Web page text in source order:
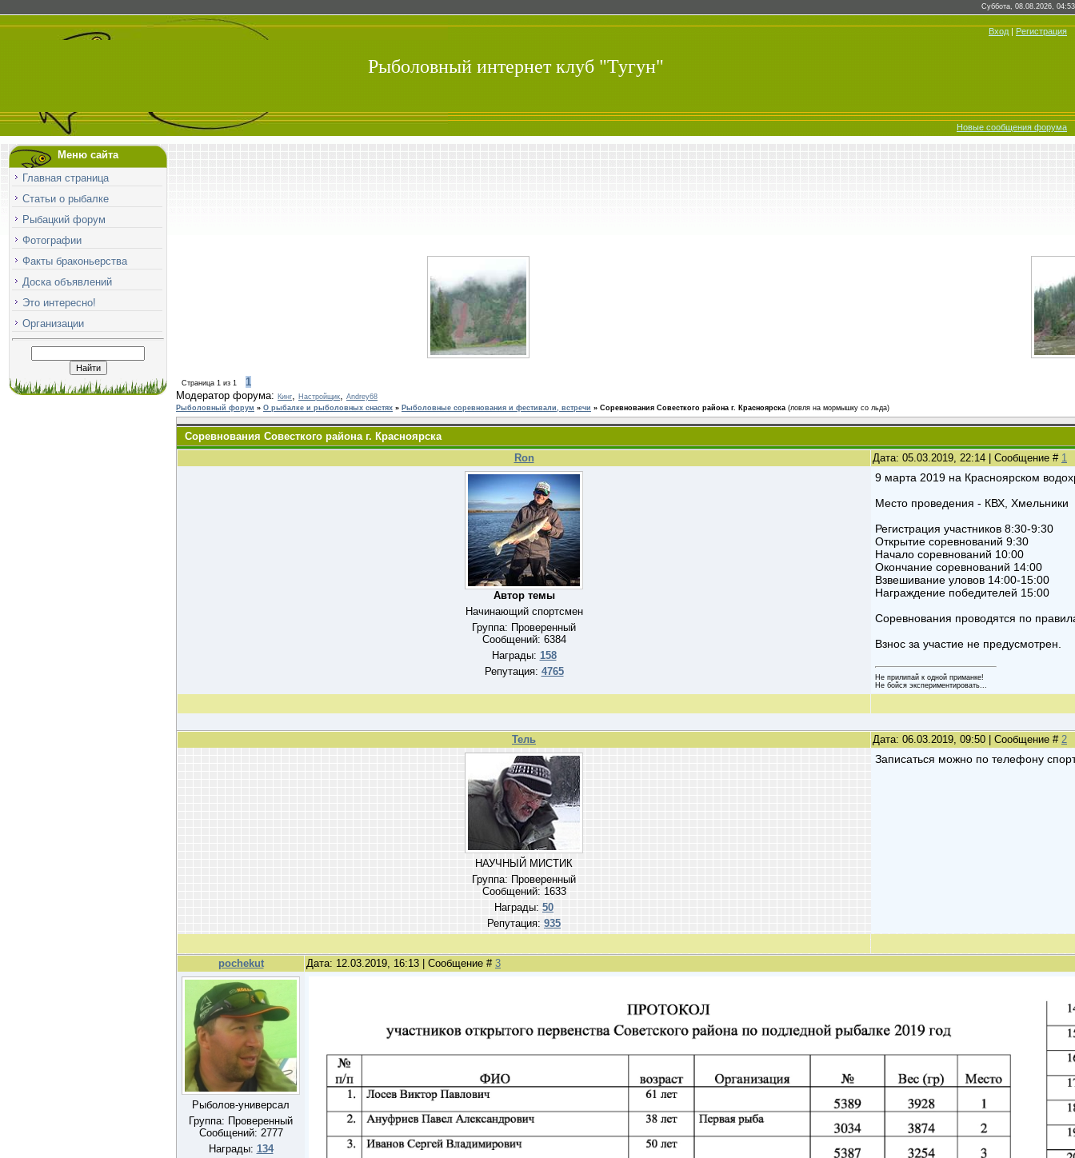
Суббота, 08.08.2026, 04:53
Вход | Регистрация
Рыболовный интернет клуб "Тугун"
Новые сообщения форума
Меню сайта
Главная страница
Статьи о рыбалке
Рыбацкий форум
Фотографии
Факты браконьерства
Доска объявлений
Это интересно!
Организации
Страница 1 из 1
1
Модератор форума: Кинг, Настройщик, Andrey68
Рыболовный форум » О рыбалке и рыболовных снастях » Рыболовные соревнования и фестивали, встречи » Соревнования Совесткого района г. Красноярска (ловля на мормышку со льда)
Соревнования Совесткого района г. Красноярска
Ron
Дата: 05.03.2019, 22:14 | Сообщение # 1
Автор темы
Начинающий спортсмен
Группа: Проверенный
Сообщений: 6384
Награды: 158
Репутация: 4765
9 марта 2019 на Красноярском
Место проведения - КВХ, Хмельники
Регистрация участников 8:30-9:30
Открытие соревнований 9:30
Начало соревнований 10:00
Окончание соревнований 14:00
Взвешивание уловов 14:00-15:00
Награждение победителей 15:00
Соревнования проводятся по
Взнос за участие не предусмотрен.
Не прилипай к одной приманке!
Не бойся экспериментировать...
Тель Дата: 06.03.2019, 09:50 | Сообщение # 2
НАУЧНЫЙ МИСТИК
Группа: Проверенный
Сообщений: 1633
Награды: 50
Репутация: 935
Записаться можно по телефону
pochekut Дата: 12.03.2019, 16:13 | Сообщение # 3
Рыболов-универсал
Группа: Проверенный
Сообщений: 2777
Награды: 134